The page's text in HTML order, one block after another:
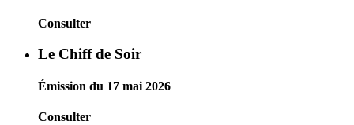
Consulter
Le Chiff de Soir
Émission du 17 mai 2026
Consulter